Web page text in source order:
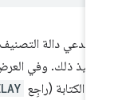
دالة التصنيف
ذلك. وفي العرض
الكتابة (راجِع